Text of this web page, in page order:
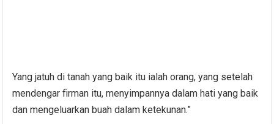
Yang jatuh di tanah yang baik itu ialah orang, yang setelah
mendengar firman itu, menyimpannya dalam hati yang baik
dan mengeluarkan buah dalam ketekunan.”